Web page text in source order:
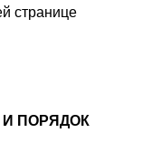
странице
И ПОРЯДОК